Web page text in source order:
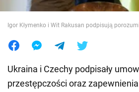
Jedzenie
Igor Kłymenko i Wit Rakusan podpisują
Ukraina i Czechy podpisały
przestępczości oraz